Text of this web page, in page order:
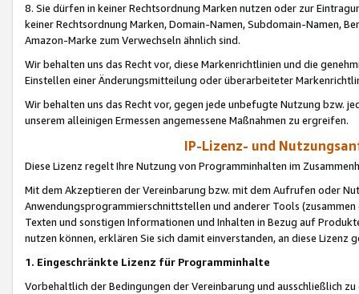
8. Sie dürfen in keiner Rechtsordnung Marken nutzen oder zur
keiner Rechtsordnung Marken, Domain-Namen, Subdomain-Namen,
Amazon-Marke zum Verwechseln ähnlich sind.
Wir behalten uns das Recht vor, diese Markenrichtlinien und die
Einstellen einer Änderungsmitteilung oder überarbeiteter
Wir behalten uns das Recht vor, gegen jede unbefugte Nutzung bzw.
unserem alleinigen Ermessen angemessene Maßnahmen zu ergreifen.
IP-Lizenz- und
Diese Lizenz regelt Ihre Nutzung von Programminhalten im
Mit dem Akzeptieren der Vereinbarung bzw. mit dem Aufrufen oder
Anwendungsprogrammierschnittstellen und anderer Tools (zusammen
Texten und sonstigen Informationen und Inhalten in Bezug auf
nutzen können, erklären Sie sich damit einverstanden, an diese Lizenz
1. Eingeschränkte Lizenz für Programminhalte
Vorbehaltlich der Bedingungen der Vereinbarung und ausschließlich